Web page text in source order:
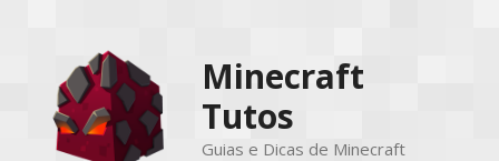
conteúdo
Minecraft
Tutos
Guias e Dicas de Minecraft